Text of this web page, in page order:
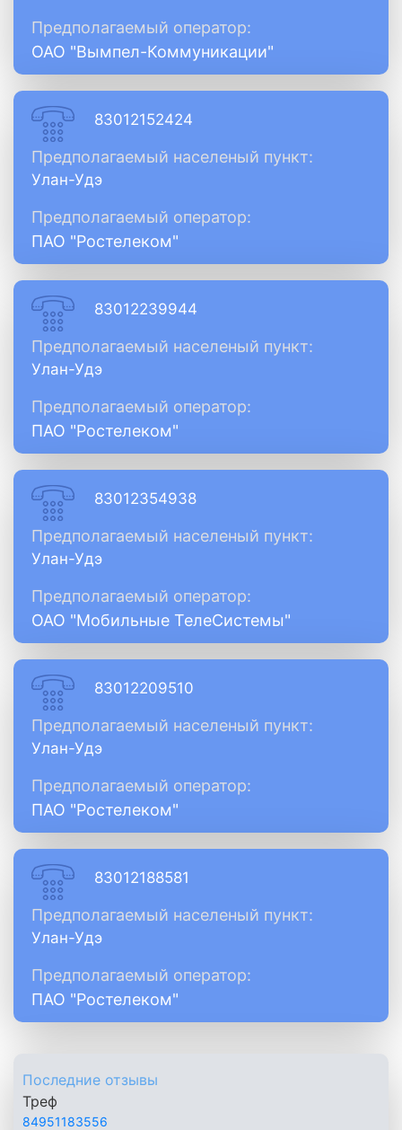
Предполагаемый оператор:
ОАО "Вымпел-Коммуникации"
83012152424
Предполагаемый населеный пункт:
Улан-Удэ
Предполагаемый оператор:
ПАО "Ростелеком"
83012239944
Предполагаемый населеный пункт:
Улан-Удэ
Предполагаемый оператор:
ПАО "Ростелеком"
83012354938
Предполагаемый населеный пункт:
Улан-Удэ
Предполагаемый оператор:
ОАО "Мобильные ТелеСистемы"
83012209510
Предполагаемый населеный пункт:
Улан-Удэ
Предполагаемый оператор:
ПАО "Ростелеком"
83012188581
Предполагаемый населеный пункт:
Улан-Удэ
Предполагаемый оператор:
ПАО "Ростелеком"
Последние отзывы
Треф
84951183556